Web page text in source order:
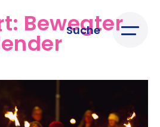
Suche
Bewegter